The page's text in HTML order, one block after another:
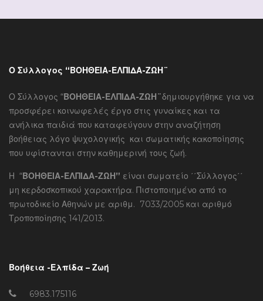
Ο Σύλλογος “ΒΟΗΘΕΙΑ-ΕΛΠΙΔΑ-ΖΩΗ¨
Ο Σύλλογος “ΒΟΗΘΕΙΑ-ΕΛΠΙΔΑ-ΖΩΗ¨δημιουργήθηκε για να
προσφέρει κοινωφελές έργο στις γυναίκες και τα
ανήλικα παιδιά που καταφεύγουν στην αναζήτηση
βοήθειας λόγο ψυχολογικής και σωματικής κακοποίησης
που υφίστανται στην καθημερινή τους ζωή.
Η “ΒΟΗΘΕΙΑ-ΕΛΠΙΔΑ-ΖΩΗ” είναι σωματείο ΄΄Σύλλογος΄΄
μη κερδοσκοπικού χαρακτήρα. Πιστοποιημένο από το
πρωτοδικείο Αθηνών με αριθμ. 7033/2005 και αριθμό
Τροποποίησης 141/2013.
Βοήθεια -Ελπίδα – Ζωή
6983.175116